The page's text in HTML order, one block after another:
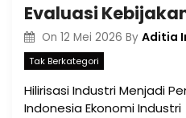
On 12 Mei 2026 By Aditia
Tak Berkategori
Hilirisasi Industri Menjadi
Indonesia Ekonomi Industri